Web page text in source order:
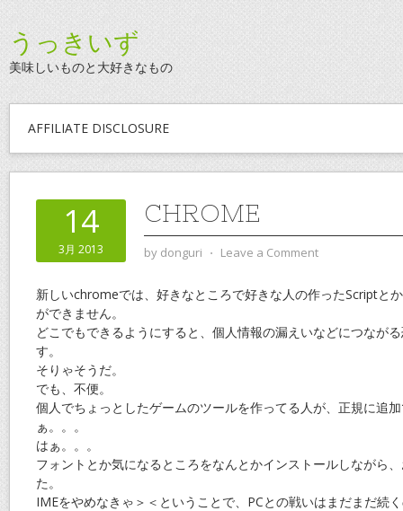
うっきいず
美味しいものと大好きなもの
AFFILIATE DISCLOSURE
14
3月 2013
CHROME
by donguri ⋅ Leave a Comment
新しいchromeでは、好きなところで好きな人の作ったScriptと
ができません。
どこでもできるようにすると、個人情報の漏えいなどにつなが
す。
そりゃそうだ。
でも、不便。
個人でちょっとしたゲームのツールを作ってる人が、正規に追
ぁ。。。
はぁ。。。
フォントとか気になるところをなんとかインストールしながら
た。
IMEをやめなきゃ＞＜ということで、PCとの戦いはまだまだ続